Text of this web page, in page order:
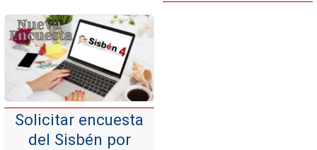
Solicitar encuesta
del Sisbén por